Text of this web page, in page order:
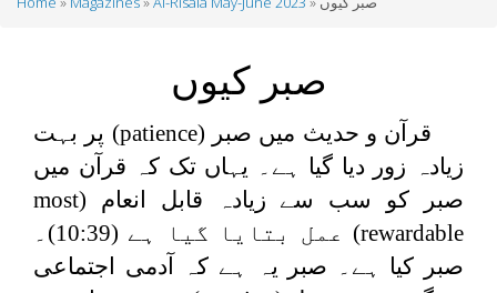
صبر کیوں
قرآن و حدیث میں صبر (patience) پر بہت
زیادہ زور دیا گیا ہے۔ یہاں تک کہ قرآن میں
صبر کو سب سے زیادہ قابل انعام (most
rewardable
) عمل بتایا گیا ہے (10:39)۔
صبر کیا ہے۔ صبر یہ ہے کہ آدمی اجتماعی